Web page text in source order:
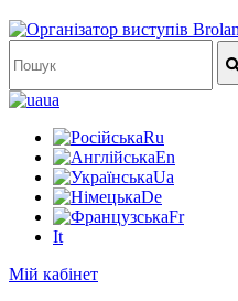
ua
Ru
En
Ua
De
Fr
It
Мій кабінет